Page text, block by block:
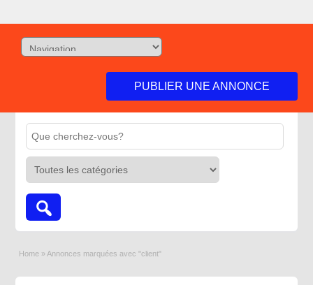
PUBLIER UNE ANNONCE
Home » Annonces marquées avec "client"